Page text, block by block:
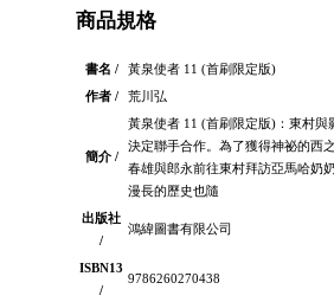
商品規格
書名 /
黃泉使者 11 (首刷限定版)
作者 /
荒川弘
簡介 /
黃泉使者 11 (首刷限定版)：東村與
決定聯手合作。為了獲得神祕的西
春雄與郎永前往東村拜訪亞馬哈奶
漫長的歷史也隨
出版社
/
鴻緯圖書有限公司
ISBN13
/
9786260270438